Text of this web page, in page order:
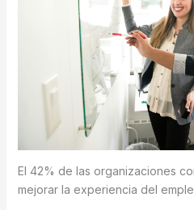
El 42% de las organizaciones
mejorar la experiencia del